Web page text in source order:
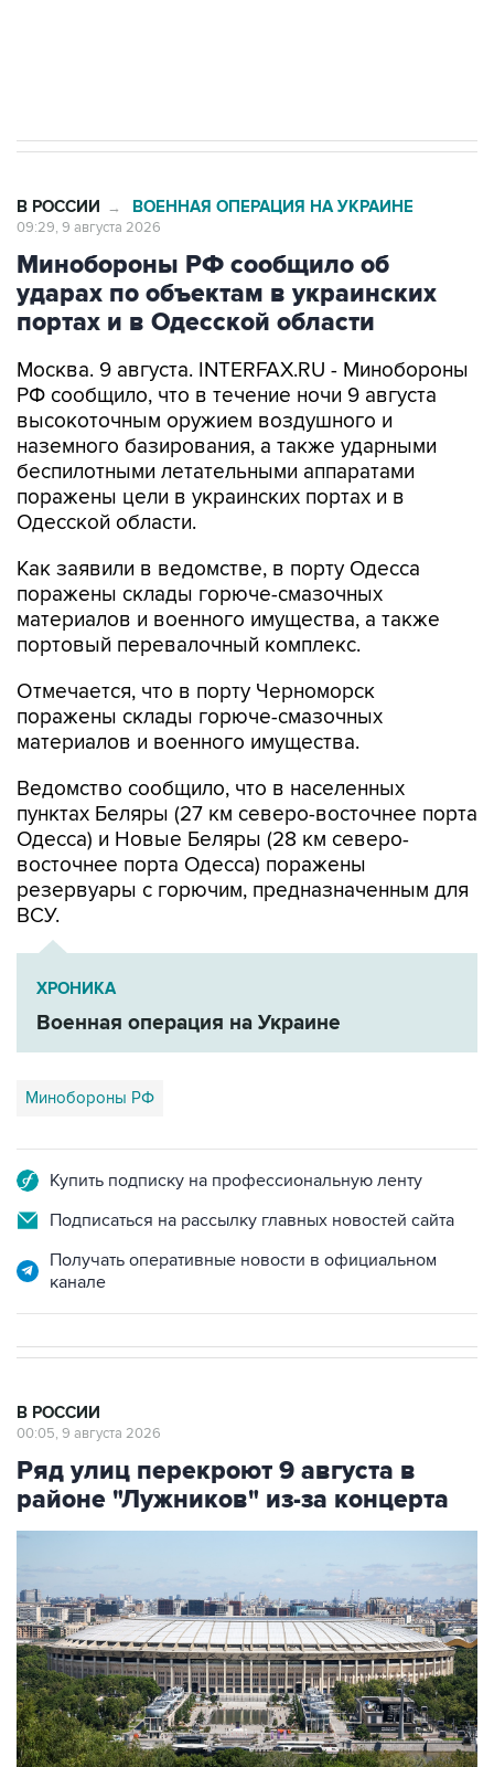
В РОССИИ → ВОЕННАЯ ОПЕРАЦИЯ НА УКРАИНЕ
09:29, 9 августа 2026
Минобороны РФ сообщило об
ударах по объектам в украинских
портах и в Одесской области
Москва. 9 августа. INTERFAX.RU - Минобороны
РФ сообщило, что в течение ночи 9 августа
высокоточным оружием воздушного и
наземного базирования, а также ударными
беспилотными летательными аппаратами
поражены цели в украинских портах и в
Одесской области.
Как заявили в ведомстве, в порту Одесса
поражены склады горюче-смазочных
материалов и военного имущества, а также
портовый перевалочный комплекс.
Отмечается, что в порту Черноморск
поражены склады горюче-смазочных
материалов и военного имущества.
Ведомство сообщило, что в населенных
пунктах Беляры (27 км северо-восточнее порта
Одесса) и Новые Беляры (28 км северо-
восточнее порта Одесса) поражены
резервуары с горючим, предназначенным для
ВСУ.
ХРОНИКА
Военная операция на Украине
Минобороны РФ
Купить подписку на профессиональную ленту
Подписаться на рассылку главных новостей сайта
Получать оперативные новости в официальном
канале
В РОССИИ
00:05, 9 августа 2026
Ряд улиц перекроют 9 августа в
районе "Лужников" из-за концерта